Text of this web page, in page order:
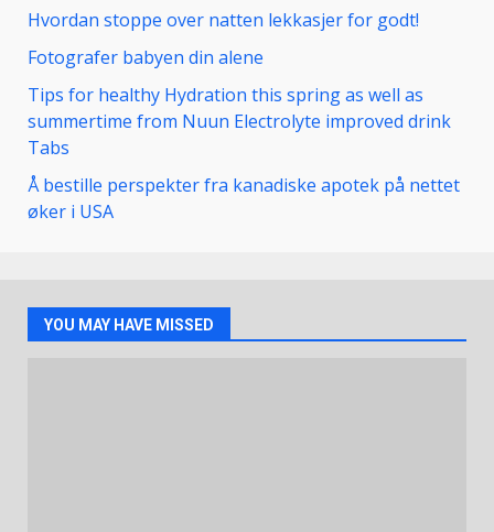
Hvordan stoppe over natten lekkasjer for godt!
Fotografer babyen din alene
Tips for healthy Hydration this spring as well as
summertime from Nuun Electrolyte improved drink
Tabs
Å bestille perspekter fra kanadiske apotek på nettet
øker i USA
YOU MAY HAVE MISSED